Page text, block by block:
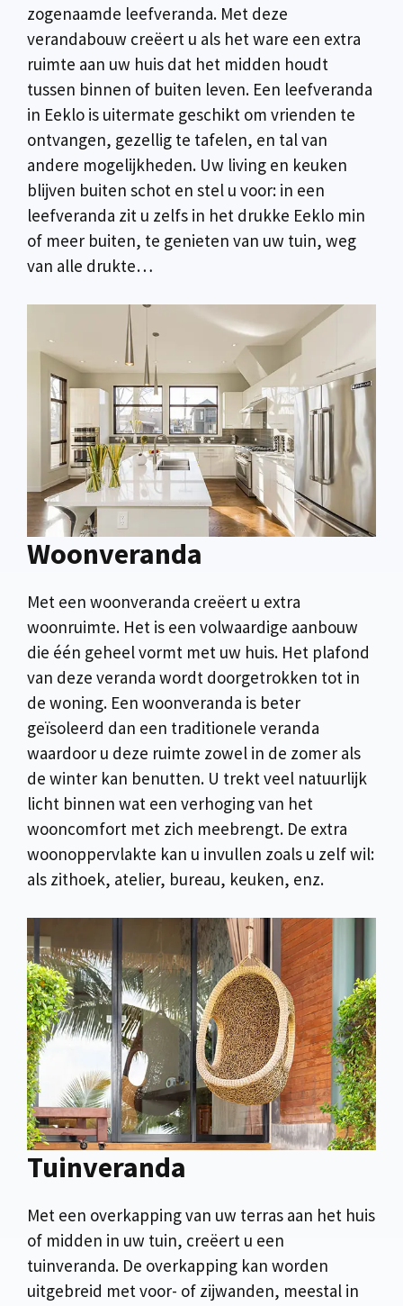
zogenaamde leefveranda. Met deze
verandabouw creëert u als het ware een extra
ruimte aan uw huis dat het midden houdt
tussen binnen of buiten leven. Een leefveranda
in Eeklo is uitermate geschikt om vrienden te
ontvangen, gezellig te tafelen, en tal van
andere mogelijkheden. Uw living en keuken
blijven buiten schot en stel u voor: in een
leefveranda zit u zelfs in het drukke Eeklo min
of meer buiten, te genieten van uw tuin, weg
van alle drukte…
Woonveranda
Met een woonveranda creëert u extra
woonruimte. Het is een volwaardige aanbouw
die één geheel vormt met uw huis. Het plafond
van deze veranda wordt doorgetrokken tot in
de woning. Een woonveranda is beter
geïsoleerd dan een traditionele veranda
waardoor u deze ruimte zowel in de zomer als
de winter kan benutten. U trekt veel natuurlijk
licht binnen wat een verhoging van het
wooncomfort met zich meebrengt. De extra
woonoppervlakte kan u invullen zoals u zelf wil:
als zithoek, atelier, bureau, keuken, enz.
Tuinveranda
Met een overkapping van uw terras aan het huis
of midden in uw tuin, creëert u een
tuinveranda. De overkapping kan worden
uitgebreid met voor- of zijwanden, meestal in